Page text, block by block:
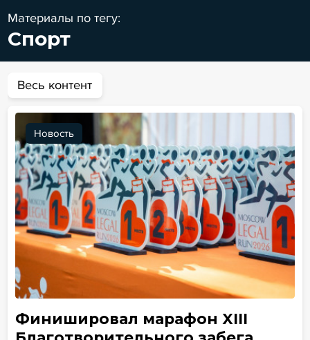
Материалы по тегу:
Спорт
Весь контент
Новость
Финишировал марафон XIII